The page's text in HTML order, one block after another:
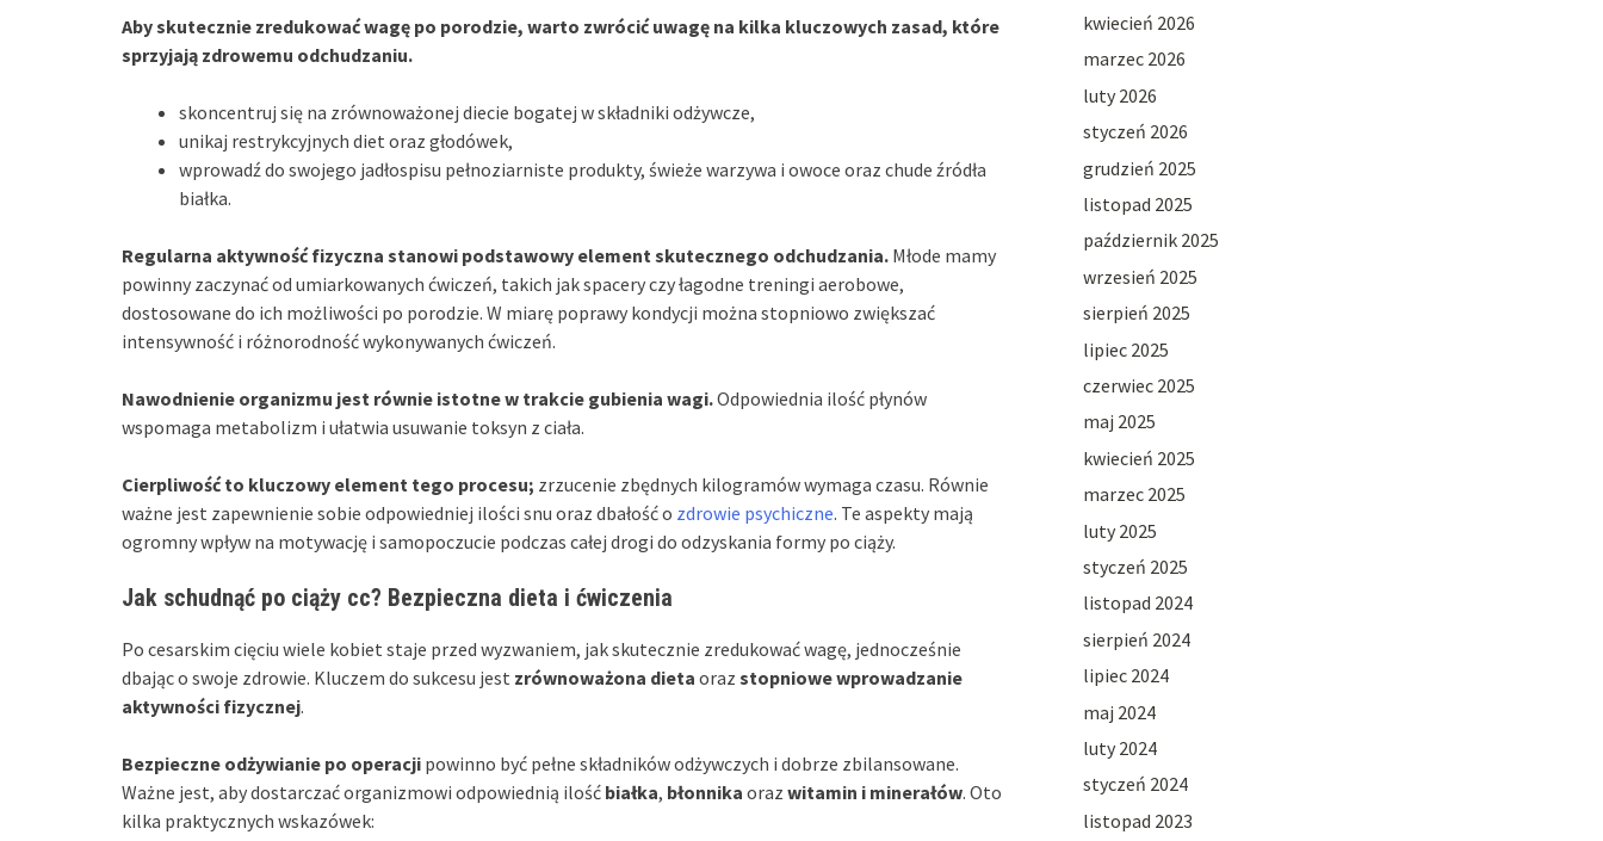
Aby skutecznie zredukować wagę po porodzie, warto zwrócić uwagę na kilka kluczowych zasad, które
sprzyjają zdrowemu odchudzaniu.
skoncentruj się na zrównoważonej diecie bogatej w składniki odżywcze,
unikaj restrykcyjnych diet oraz głodówek,
wprowadź do swojego jadłospisu pełnoziarniste produkty, świeże warzywa i owoce oraz chude źródła
białka.
Regularna aktywność fizyczna stanowi podstawowy element skutecznego odchudzania. Młode mamy
powinny zaczynać od umiarkowanych ćwiczeń, takich jak spacery czy łagodne treningi aerobowe,
dostosowane do ich możliwości po porodzie. W miarę poprawy kondycji można stopniowo zwiększać
intensywność i różnorodność wykonywanych ćwiczeń.
Nawodnienie organizmu jest równie istotne w trakcie gubienia wagi.Odpowiednia ilość płynów
wspomaga metabolizm i ułatwia usuwanie toksyn z ciała.
Cierpliwość to kluczowy element tego procesu; zrzucenie zbędnych kilogramów wymaga czasu. Równie
ważne jest zapewnienie sobie odpowiedniej ilości snu oraz dbałość o zdrowie psychiczne. Te aspekty mają
ogromny wpływ na motywację i samopoczucie podczas całej drogi do odzyskania formy po ciąży.
Jak schudnąć po ciąży cc? Bezpieczna dieta i ćwiczenia
Po cesarskim cięciu wiele kobiet staje przed wyzwaniem, jak skutecznie zredukować wagę, jednocześnie
dbając o swoje zdrowie. Kluczem do sukcesu jest zrównoważona dieta oraz stopniowe wprowadzanie
aktywności fizycznej.
Bezpieczne odżywianie po operacji powinno być pełne składników odżywczych i dobrze zbilansowane.
Ważne jest, aby dostarczać organizmowi odpowiednią ilość białka, błonnika oraz witamin i minerałów. Oto
kilka praktycznych wskazówek:
kwiecień 2026
marzec 2026
luty 2026
styczeń 2026
grudzień 2025
listopad 2025
październik 2025
wrzesień 2025
sierpień 2025
lipiec 2025
czerwiec 2025
maj 2025
kwiecień 2025
marzec 2025
luty 2025
styczeń 2025
listopad 2024
sierpień 2024
lipiec 2024
maj 2024
luty 2024
styczeń 2024
listopad 2023